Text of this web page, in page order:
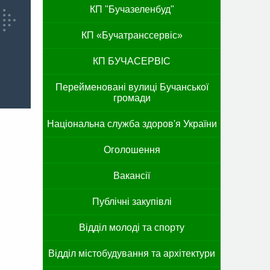
КП "Бучазеленбуд"
КП «Бучатранссервіс»
КП БУЧАСЕРВІС
Перейменовані вулиці Бучанської
громади
Національна служба здоров'я України
Оголошення
Вакансії
Публічні закупівлі
Відділ молоді та спорту
Відділ містобудування та архітектури